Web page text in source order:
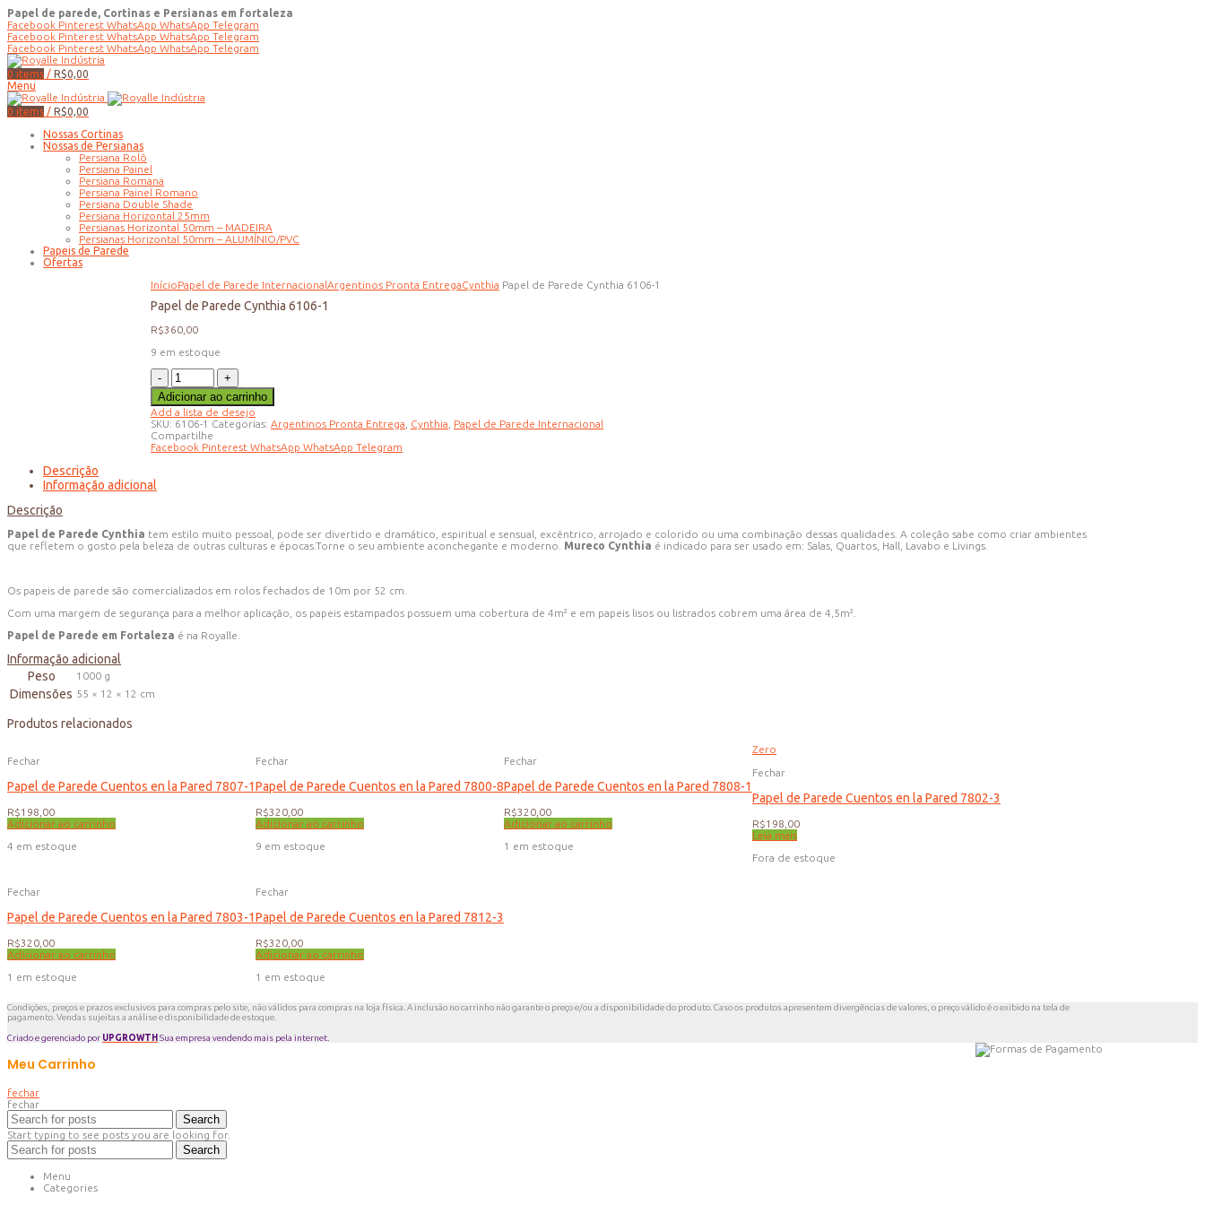
Papel de parede, Cortinas e Persianas em fortaleza
Facebook Pinterest WhatsApp WhatsApp Telegram
Facebook Pinterest WhatsApp WhatsApp Telegram
Facebook Pinterest WhatsApp WhatsApp Telegram
0 items / R$0,00
Menu
0 items / R$0,00
Nossas Cortinas
Nossas de Persianas
Persiana Rolô
Persiana Painel
Persiana Romana
Persiana Painel Romano
Persiana Double Shade
Persiana Horizontal 25mm
Persianas Horizontal 50mm – MADEIRA
Persianas Horizontal 50mm – ALUMÍNIO/PVC
Papeis de Parede
Ofertas
InícioPapel de Parede InternacionalArgentinos Pronta EntregaCynthia Papel de Parede Cynthia 6106-1
Papel de Parede Cynthia 6106-1
R$360,00
9 em estoque
Papel
de
Parede
Cynthia
6106-
1
quantidade
Adicionar ao carrinho
Add a lista de desejo
SKU: 6106-1 Categorias: Argentinos Pronta Entrega Cynthia
Papel de Parede Internacional
Compartilhe
Facebook Pinterest WhatsApp WhatsApp Telegram
Descrição
Informação adicional
Descrição
Papel de Parede Cynthia tem estilo muito pessoal, pode ser divertido e dramático, espiritual e sensual, excêntrico, arrojado e colorido ou uma combinação dessas qualidades. A coleção sabe como criar ambientes
que refletem o gosto pela beleza de outras culturas e épocas.Torne o seu ambiente aconchegante e moderno. Mureco Cynthia é indicado para ser usado em: Salas, Quartos, Hall, Lavabo e Livings.
Os papeis de parede são comercializados em rolos fechados de 10m por 52 cm.
Com uma margem de segurança para a melhor aplicação, os papeis estampados possuem uma cobertura de 4m² e em papeis lisos ou listrados cobrem uma área de 4,5m².
Papel de Parede em Fortaleza é na Royalle.
Informação adicional
Peso
1000 g
Dimensões 55 × 12 × 12 cm
Produtos relacionados
Fechar
Papel de Parede Cuentos en la Pared 7807-1
R$198,00
Adicionar ao carrinho
4 em estoque
Fechar
Papel de Parede Cuentos en la Pared 7800-8
R$320,00
Adicionar ao carrinho
9 em estoque
Fechar
Papel de Parede Cuentos en la Pared 7808-1
R$320,00
Adicionar ao carrinho
1 em estoque
Zero
Fechar
Papel de Parede Cuentos en la Pared 7802-3
R$198,00
Leia mais
Fora de estoque
Fechar
Papel de Parede Cuentos en la Pared 7803-1
R$320,00
Adicionar ao carrinho
1 em estoque
Fechar
Papel de Parede Cuentos en la Pared 7812-3
R$320,00
Adicionar ao carrinho
1 em estoque
Condições, preços e prazos exclusivos para compras pelo site, não válidos para compras na loja física. A inclusão no carrinho não garante o preço e/ou a disponibilidade do produto. Caso os produtos apresentem divergências de valores, o preço válido é o exibido na tela de
pagamento. Vendas sujeitas a análise e disponibilidade de estoque.
Criado e gerenciado por UPGROWTH Sua empresa vendendo mais pela internet.
Meu Carrinho
fechar
fechar
Search
Start typing to see posts you are looking for.
Search
Menu
Categories